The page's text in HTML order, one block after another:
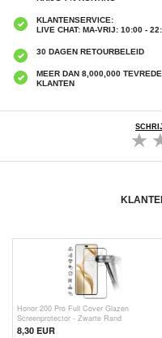
KLANTENSERVICE:
LIVE CHAT: MA-VRIJ: 10:00 -
30 DAGEN RETOURBELEID
MEER DAN 8,000,000
KLANTEN
Honor 200 Pro Full Cover Glazen
Screenprotector - Zwarte Rand
8,30 EUR